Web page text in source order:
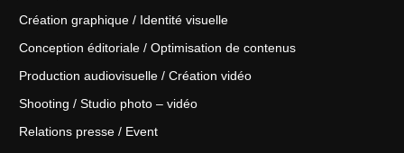
Création graphique / Identité visuelle
Conception éditoriale / Optimisation de contenus
Production audiovisuelle / Création vidéo
Shooting / Studio photo – vidéo
Relations presse / Event